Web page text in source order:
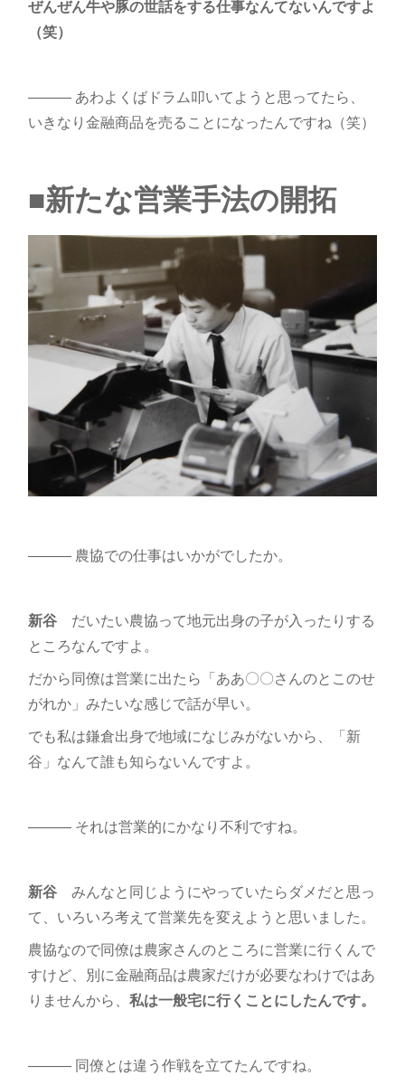
ぜんぜん牛や豚の世話をする仕事なんてないんですよ
（笑）
――― あわよくばドラム叩いてようと思ってたら、
いきなり金融商品を売ることになったんですね（笑）
■新たな営業手法の開拓
――― 農協での仕事はいかがでしたか。
新谷だいたい農協って地元出身の子が入ったりする
ところなんですよ。
だから同僚は営業に出たら「ああ〇〇さんのとこのせ
がれか」みたいな感じで話が早い。
でも私は鎌倉出身で地域になじみがないから、「新
谷」なんて誰も知らないんですよ。
――― それは営業的にかなり不利ですね。
新谷みんなと同じようにやっていたらダメだと思っ
て、いろいろ考えて営業先を変えようと思いました。
農協なので同僚は農家さんのところに営業に行くんで
すけど、別に金融商品は農家だけが必要なわけではあ
りませんから、 私は一般宅に行くことにしたんです。
――― 同僚とは違う作戦を立てたんですね。